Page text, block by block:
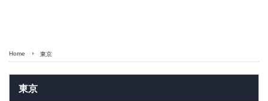
Home 東京
東京